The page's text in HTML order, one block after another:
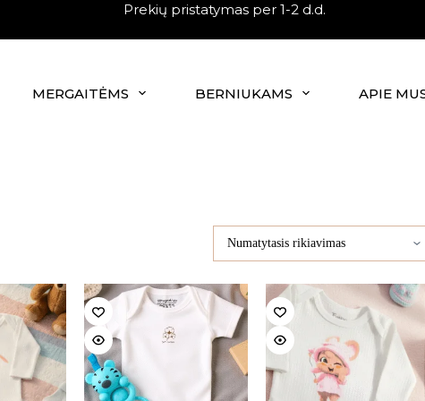
Prekių pristatymas per 1-2 d.d.
MERGAITĖMS BERNIUKAMS APIE